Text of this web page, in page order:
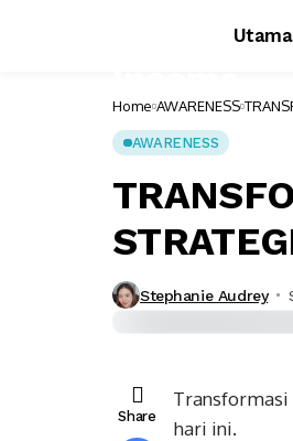
Utama
Home AWARENESS
AWARENESS
Stephanie Audrey
Share
hari ini.